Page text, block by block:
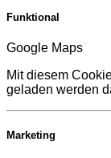
Funktional
Google Maps
Mit diesem
geladen werden
Marketing